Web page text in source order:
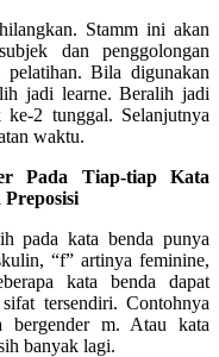
Stamm ini akan
dan penggolongan
Bila digunakan
jadi learne. Beralih jadi
ke-2 tunggal. Selanjutnya
waktu.
Pada Tiap-tiap Kata
pada kata benda punya
“f” artinya feminine,
kata benda dapat
tersendiri. Contohnya
bergender m. Atau kata
banyak lagi.